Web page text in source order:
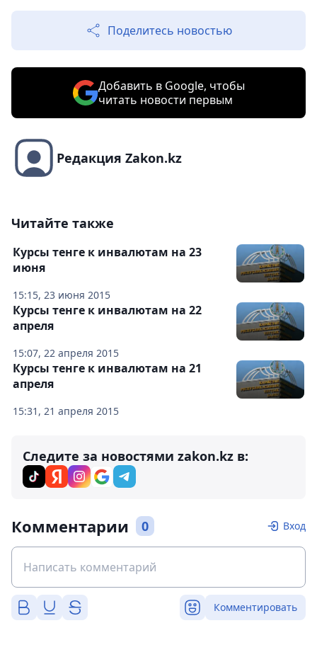
Поделитесь новостью
Добавить в Google, чтобы
читать новости первым
Редакция Zakon.kz
Читайте также
15:15, 23 июня 2015
Курсы тенге к инвалютам на 23
июня
15:07, 22 апреля 2015
Курсы тенге к инвалютам на 22
апреля
15:31, 21 апреля 2015
Курсы тенге к инвалютам на 21
апреля
Следите за новостями zakon.kz в:
Комментарии 0 Вход
Комментировать